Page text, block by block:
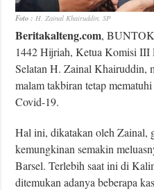
Foto : H. Zainal Khairuddin, SP
Beritakalteng.com, BUNTOK
1442 Hijriah, Ketua Komisi
Selatan H. Zainal Khairuddin,
malam takbiran tetap
Covid-19.
Hal ini, dikatakan oleh Zainal,
kemungkinan semakin
Barsel. Terlebih saat ini di
ditemukan adanya beberapa